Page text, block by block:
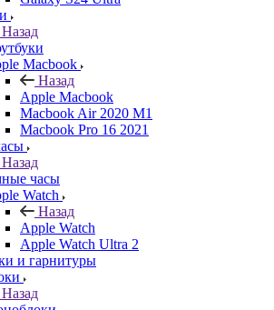
Назад
Macbook
Назад
Apple Macbook
Macbook Air 2020 M1
Macbook Pro 16 2021
Назад
часы
Watch
Назад
Apple Watch
Apple Watch Ultra 2
и гарнитуры
Назад